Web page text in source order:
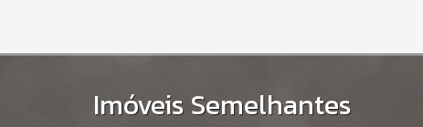
Imóveis Semelhantes